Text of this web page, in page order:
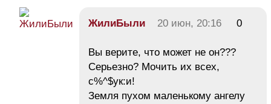
ЖилиБыли 20 июн, 20:16 0
Вы верите, что может не он???
Серьезно? Мочить их всех,
с%^$ук:и!
Земля пухом маленькому ангелу